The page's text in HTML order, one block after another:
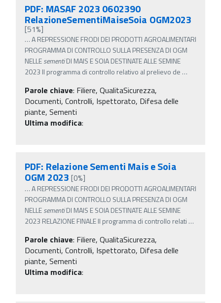
PDF: MASAF 2023 0602390
RelazioneSementiMaiseSoia OGM2023
[51%]
…A REPRESSIONE FRODI DEI PRODOTTI AGROALIMENTARI
PROGRAMMA DI CONTROLLO SULLA PRESENZA DI OGM
NELLEsementiDI MAIS E SOIA DESTINATE ALLE SEMINE
2023 Il programma di controllo relativo al prelievo de …
Parole chiave: Filiere, QualitaSicurezza,
Documenti, Controlli, Ispettorato, Difesa delle
piante, Sementi
Ultima modifica:
PDF: Relazione Sementi Mais e Soia
OGM 2023 [0%]
…A REPRESSIONE FRODI DEI PRODOTTI AGROALIMENTARI
PROGRAMMA DI CONTROLLO SULLA PRESENZA DI OGM
NELLEsementiDI MAIS E SOIA DESTINATE ALLE SEMINE
2023 RELAZIONE FINALE Il programma di controllo relati …
Parole chiave: Filiere, QualitaSicurezza,
Documenti, Controlli, Ispettorato, Difesa delle
piante, Sementi
Ultima modifica: